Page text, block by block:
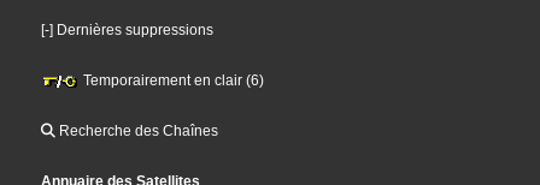
[-] Dernières suppressions
Temporairement en clair (6)
Recherche des Chaînes
Annuaire des Satellites